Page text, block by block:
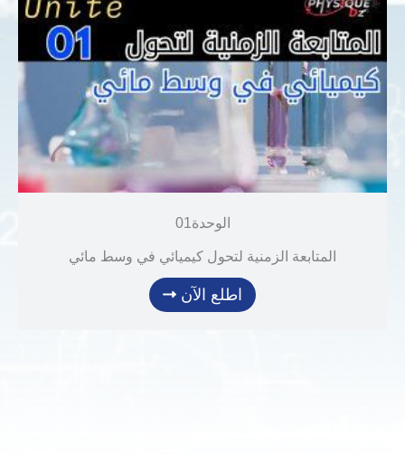
الوحدة01
المتابعة الزمنية لتحول كيميائي في وسط مائي
اطلع الآن